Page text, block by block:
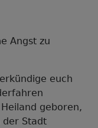
Angst zu
euch
geboren,
der Stadt